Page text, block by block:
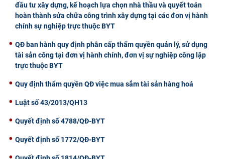
đầu tư xây dựng, kế hoạch lựa chọn nhà thầu và quyết toán
hoàn thành sửa chữa công trình xây dựng tại các đơn vị hành
chính sự nghiệp trực thuộc BYT
QĐ ban hành quy định phân cấp thẩm quyền quản lý, sử dụng
tài sản công tại đơn vị hành chính, đơn vị sự nghiệp công lập
trực thuộc BYT
Quy định thẩm quyền QĐ việc mua sắm tài sản hàng hoá
Luật số 43/2013/QH13
Quyết định số 4788/QĐ-BYT
Quyết định số 1772/QĐ-BYT